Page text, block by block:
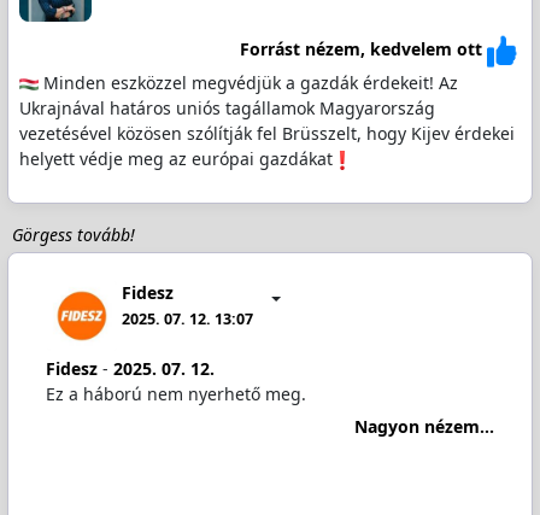
Forrást nézem, kedvelem ott
Minden eszközzel megvédjük a gazdák érdekeit! Az
Ukrajnával határos uniós tagállamok Magyarország
vezetésével közösen szólítják fel Brüsszelt, hogy Kijev érdekei
helyett védje meg az európai gazdákat
Görgess tovább!
Fidesz
2025. 07. 12. 13:07
Fidesz- 2025. 07. 12.
Ez a háború nem nyerhető meg.
Nagyon nézem...